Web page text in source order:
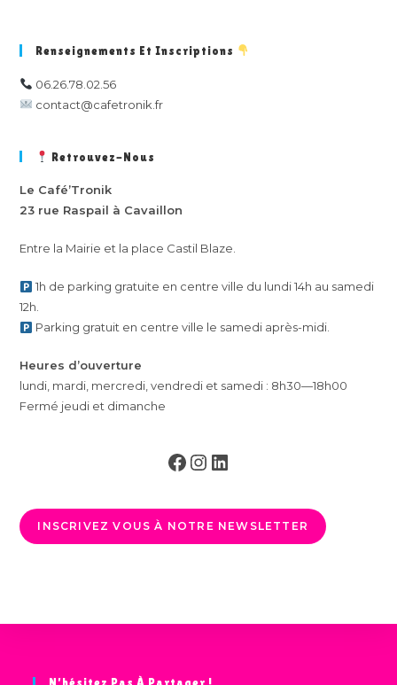
t
i
o
É
è
n
m
e
n
t
Renseignements Et Inscriptions
06.26.78.02.56
contact@cafetronik.fr
Retrouvez-Nous
Le Café’Tronik
23 rue Raspail à Cavaillon
Entre la Mairie et la place Castil Blaze.
1h de parking gratuite en centre ville du lundi 14h au samedi
12h.
Parking gratuit en centre ville le samedi après-midi.
Heures d’ouverture
lundi, mardi, mercredi, vendredi et samedi : 8h30—18h00
Fermé jeudi et dimanche
Facebook
Instagram
LinkedIn
INSCRIVEZ VOUS À NOTRE NEWSLETTER